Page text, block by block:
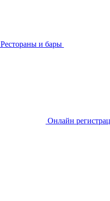
Рестораны и бары
Онлайн